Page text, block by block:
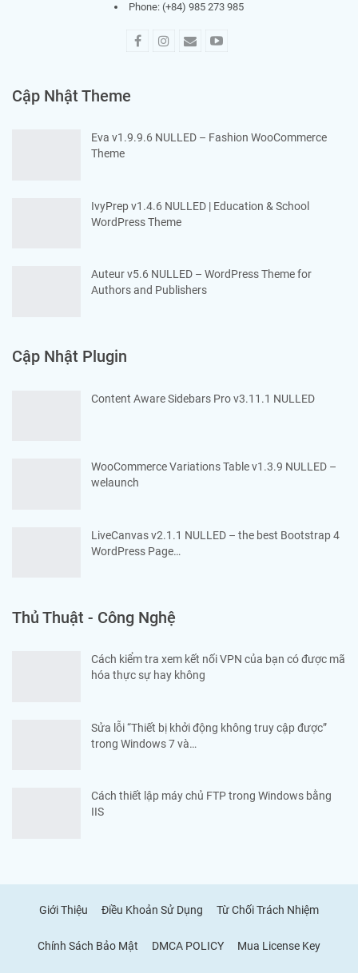
Phone: (+84) 985 273 985
Cập Nhật Theme
Eva v1.9.9.6 NULLED – Fashion WooCommerce
Theme
IvyPrep v1.4.6 NULLED | Education & School
WordPress Theme
Auteur v5.6 NULLED – WordPress Theme for
Authors and Publishers
Cập Nhật Plugin
Content Aware Sidebars Pro v3.11.1 NULLED
WooCommerce Variations Table v1.3.9 NULLED –
welaunch
LiveCanvas v2.1.1 NULLED – the best Bootstrap 4
WordPress Page…
Thủ Thuật - Công Nghệ
Cách kiểm tra xem kết nối VPN của bạn có được mã
hóa thực sự hay không
Sửa lỗi “Thiết bị khởi động không truy cập được”
trong Windows 7 và…
Cách thiết lập máy chủ FTP trong Windows bằng
IIS
Giới Thiệu Điều Khoản Sử Dụng Từ Chối Trách Nhiệm
Chính Sách Bảo Mật DMCA POLICY Mua License Key